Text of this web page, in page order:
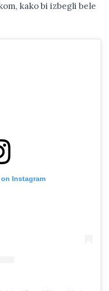
kako bi izbegli bele
Instagram